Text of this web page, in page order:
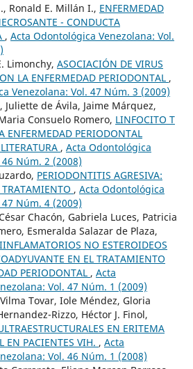
Ronald E. Millán I., ENFERMEDAD
- CONDUCTA
, Acta Odontológica Venezolana: Vol.
Limonchy, ASOCIACIÓN DE VIRUS
LA ENFERMEDAD PERIODONTAL ,
Venezolana: Vol. 47 Núm. 3 (2009)
Juliette de Ávila, Jaime Márquez,
Consuelo Romero, LINFOCITO T
ENFERMEDAD PERIODONTAL
, Acta Odontológica
Núm. 2 (2008)
PERIODONTITIS AGRESIVA:
, Acta Odontológica
Núm. 4 (2009)
Chacón, Gabriela Luces, Patricia
Esmeralda Salazar de Plaza,
NO ESTEROIDEOS
EN EL TRATAMIENTO
PERIODONTAL , Acta
Vol. 47 Núm. 1 (2009)
Tovar, Iole Méndez, Gloria
Rizzo, Héctor J. Finol,
EN ERITEMA
EN PACIENTES VIH. , Acta
Vol. 46 Núm. 1 (2008)